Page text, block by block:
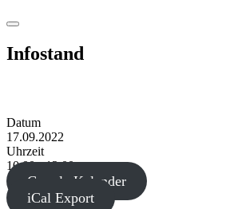
Menu
Infostand
Datum
17.09.2022
Uhrzeit
10:00 - 12:00
Google Kalender
iCal Export